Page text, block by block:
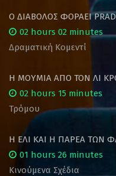
Ο ΔΙΑΒΟΛΟΣ ΦΟΡΑΕΙ
02 hours 02 minutes
Δραματική Κομεντί
Η ΜΟΥΜΙΑ ΑΠΟ ΤΟΝ ΛΙ
02 hours 15 minutes
Τρόμου
Η ΕΛΙ ΚΑΙ Η ΠΑΡΕΑ ΤΩΝ
01 hours 26 minutes
Κινούμενα Σχέδια